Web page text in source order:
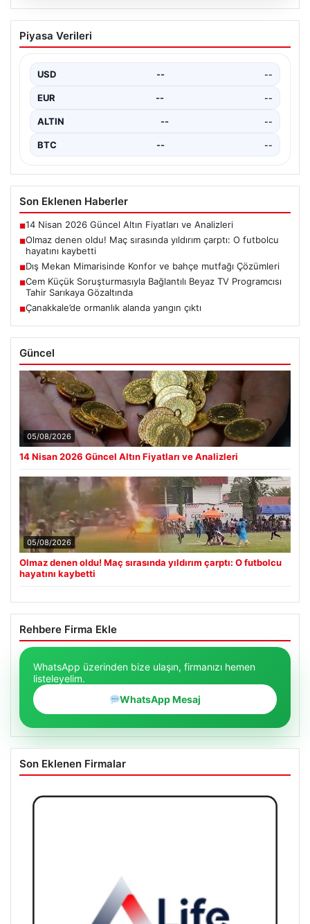
03.08.2026
Çanakkale’de ormanlık alanda yangın
çıktı
Piyasa Verileri
USD -- --
EUR -- --
ALTIN -- --
BTC -- --
Son Eklenen Haberler
■14 Nisan 2026 Güncel Altın Fiyatları ve Analizleri
■Olmaz denen oldu! Maç sırasında yıldırım çarptı: O futbolcu
hayatını kaybetti
■Dış Mekan Mimarisinde Konfor ve bahçe mutfağı Çözümleri
■Cem Küçük Soruşturmasıyla Bağlantılı Beyaz TV Programcısı
Tahir Sarıkaya Gözaltında
■Çanakkale’de ormanlık alanda yangın çıktı
Güncel
05/08/2026
14 Nisan 2026 Güncel Altın Fiyatları ve Analizleri
05/08/2026
Olmaz denen oldu! Maç sırasında yıldırım çarptı: O futbolcu
hayatını kaybetti
Rehbere Firma Ekle
WhatsApp üzerinden bize ulaşın, firmanızı hemen
listeleyelim.
WhatsApp Mesaj
Son Eklenen Firmalar